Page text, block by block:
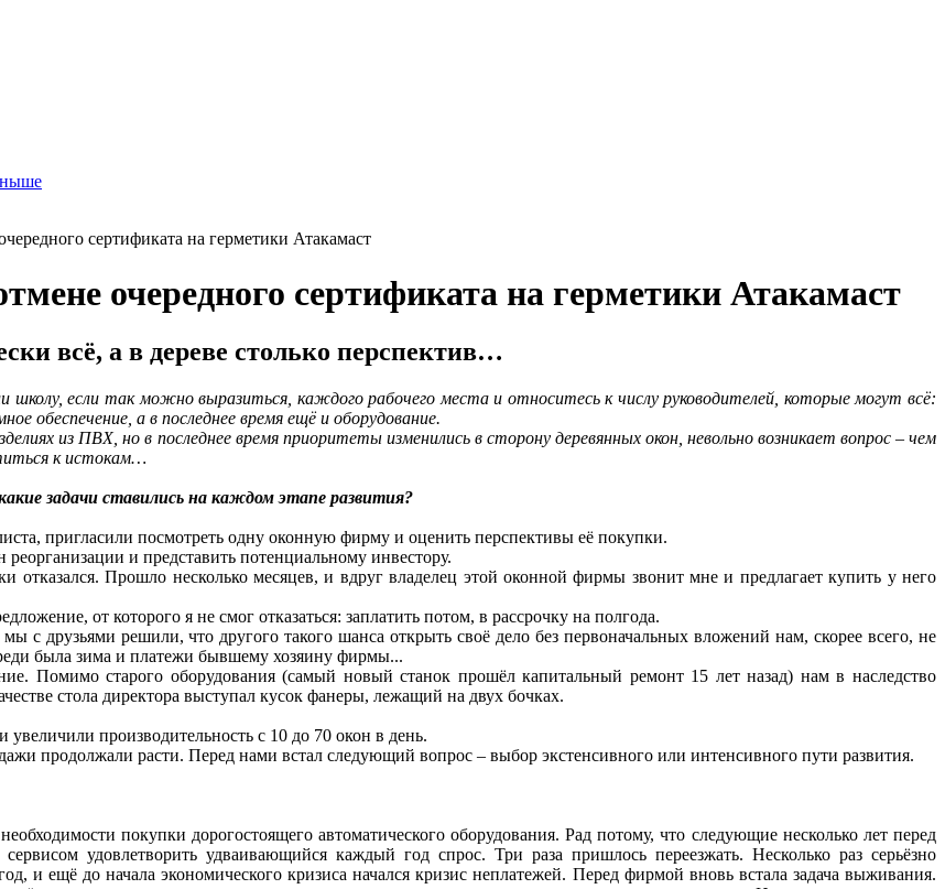
сертификата на герметики Атакамаст
очередного сертификата на герметики Атакамаст
всё, а в дереве столько перспектив…
если так можно выразиться, каждого рабочего места и относитесь к числу руководителей, которые могут всё:
обеспечение, а в последнее время ещё и оборудование.
из ПВХ, но в последнее время приоритеты изменились в сторону деревянных окон, невольно возникает вопрос – чем
к истокам…
задачи ставились на каждом этапе развития?
пригласили посмотреть одну оконную фирму и оценить перспективы её покупки.
и представить потенциальному инвестору.
отказался. Прошло несколько месяцев, и вдруг владелец этой оконной фирмы звонит мне и предлагает купить у него
от которого я не смог отказаться: заплатить потом, в рассрочку на полгода.
с друзьями решили, что другого такого шанса открыть своё дело без первоначальных вложений нам, скорее всего, не
была зима и платежи бывшему хозяину фирмы...
Помимо старого оборудования (самый новый станок прошёл капитальный ремонт 15 лет назад) нам в наследство
стола директора выступал кусок фанеры, лежащий на двух бочках.
производительность с 10 до 70 окон в день.
продолжали расти. Перед нами встал следующий вопрос – выбор экстенсивного или интенсивного пути развития.
покупки дорогостоящего автоматического оборудования. Рад потому, что следующие несколько лет перед
удовлетворить удваивающийся каждый год спрос. Три раза пришлось переезжать. Несколько раз серьёзно
и ещё до начала экономического кризиса начался кризис неплатежей. Перед фирмой вновь встала задача выживания.